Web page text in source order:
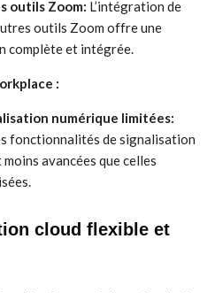
outils Zoom: L’intégration de
outils Zoom offre une
complète et intégrée.
:
numérique limitées:
fonctionnalités de signalisation
avancées que celles
cloud flexible et